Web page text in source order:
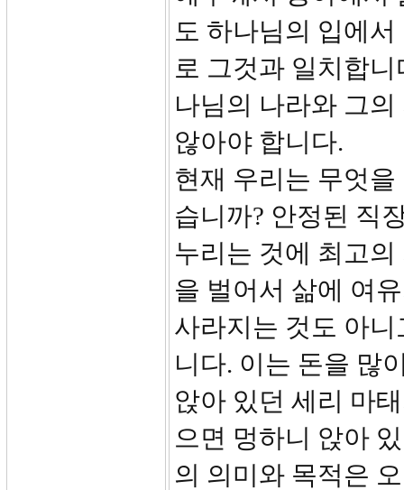
도 하나님의 입에
로 그것과 일치합
나님의 나라와 그
않아야 합니다.
현재 우리는 무엇
습니까? 안정된 직
누리는 것에 최고
을 벌어서 삶에 여
사라지는 것도 아
니다. 이는 돈을 많
앉아 있던 세리 마
으면 멍하니 앉아
의 의미와 목적은